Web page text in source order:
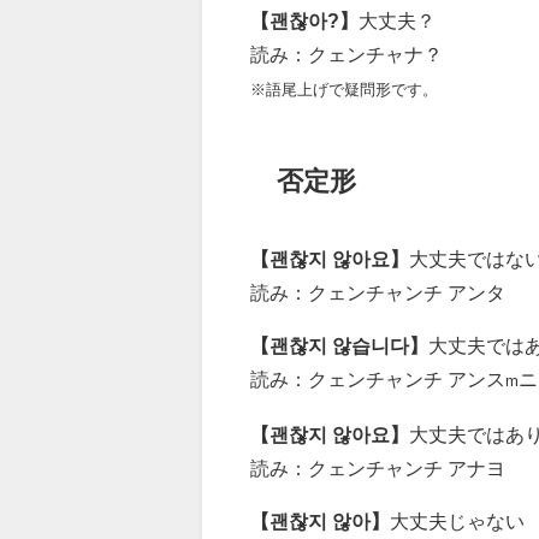
【괜찮아?】 大丈夫？
読み：クェンチャナ？
※語尾上げで疑問形です。
否定形
【괜찮지 않아요】 大丈夫ではな
読み：クェンチャンチ アンタ
【괜찮지 않습니다】 大丈夫では
読み：クェンチャンチ アンス m
【괜찮지 않아요】 大丈夫ではあ
読み：クェンチャンチ アナヨ
【괜찮지 않아】 大丈夫じゃない